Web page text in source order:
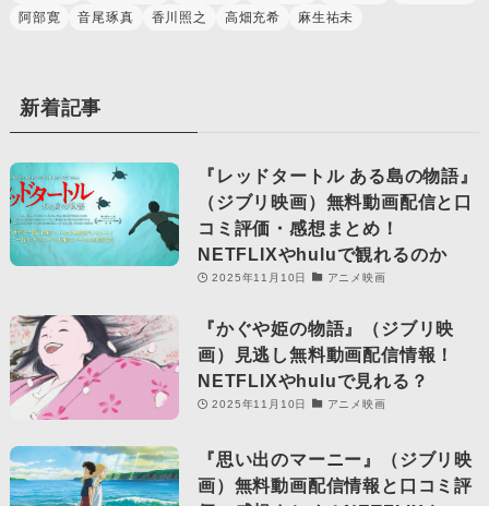
阿部寛
音尾琢真 香川照之 高畑充希 麻生祐未
新着記事
『レッドタートル ある島の物語』
（ジブリ映画）無料動画配信と口
コミ評価・感想まとめ！
NETFLIXやhuluで観れるのか
2025年11月10日 アニメ映画
『かぐや姫の物語』（ジブリ映
画）見逃し無料動画配信情報！
NETFLIXやhuluで見れる？
2025年11月10日 アニメ映画
『思い出のマーニー』（ジブリ映
画）無料動画配信情報と口コミ評